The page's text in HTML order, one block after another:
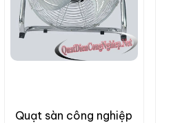
Quạt sàn công nghiệp